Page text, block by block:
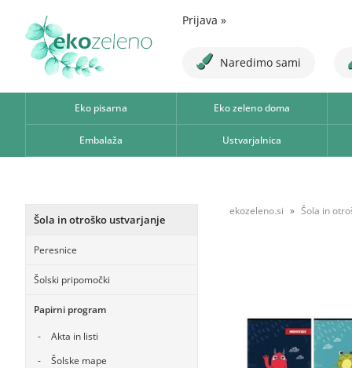
Prijava »
Naredimo sami
Eko pisarna Eko zeleno doma
Embalaža Ustvarjalnica
Šola in otroško ustvarjanje
Peresnice
Šolski pripomočki
Papirni program
Akta in listi
Šolske mape
ekozeleno.si Šola in